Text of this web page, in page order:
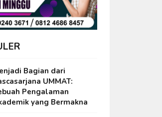
Bagian dari
UMMAT:
Pengalaman
yang Bermakna